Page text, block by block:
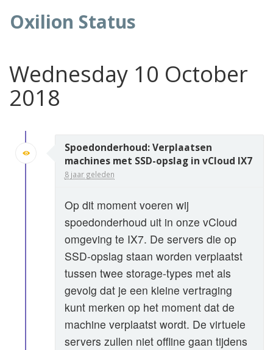
Oxilion Status
Wednesday 10 October
2018
Spoedonderhoud: Verplaatsen
machines met SSD-opslag in vCloud IX7
8 jaar geleden
Op dit moment voeren wij
spoedonderhoud uit in onze vCloud
omgeving te IX7. De servers die op
SSD-opslag staan worden verplaatst
tussen twee storage-types met als
gevolg dat je een kleine vertraging
kunt merken op het moment dat de
machine verplaatst wordt. De virtuele
servers zullen niet offline gaan tijdens